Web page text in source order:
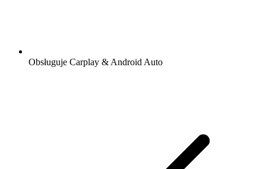
Obsługuje Carplay & Android Auto